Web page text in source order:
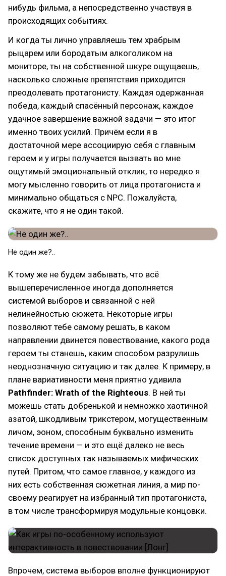
нибудь фильма, а непосредственно участвуя в
происходящих событиях.
И когда ты лично управляешь тем храбрым
рыцарем или бородатым алкоголиком на
мониторе, ты на собственной шкуре ощущаешь,
насколько сложные препятствия приходится
преодолевать протагонисту. Каждая одержанная
победа, каждый спасённый персонаж, каждое
удачное завершение важной задачи — это итог
именно твоих усилий. Причём если я в
достаточной мере ассоциирую себя с главным
героем и у игры получается вызвать во мне
ощутимый эмоциональный отклик, то нередко я
могу мысленно говорить от лица протагониста и
минимально общаться с NPC. Пожалуйста,
скажите, что я не один такой.
Не один же?..
К тому же не будем забывать, что всё
вышеперечисленное иногда дополняется
системой выборов и связанной с ней
нелинейностью сюжета. Некоторые игры
позволяют тебе самому решать, в каком
направлении двинется повествование, какого рода
героем ты станешь, каким способом разрулишь
неоднозначную ситуацию и так далее. К примеру, в
плане вариативности меня приятно удивила
Pathfinder: Wrath of the Righteous. В ней ты
можешь стать добренькой и немножко хаотичной
азатой, шкодливым трикстером, могущественным
личом, эоном, способным буквально изменить
течение времени — и это ещё далеко не весь
список доступных так называемых мифических
путей. Притом, что самое главное, у каждого из
них есть собственная сюжетная линия, а мир по-
своему реагирует на избранный тип протагониста,
в том числе трансформируя модульные концовки.
Впрочем, система выборов вполне функционируют